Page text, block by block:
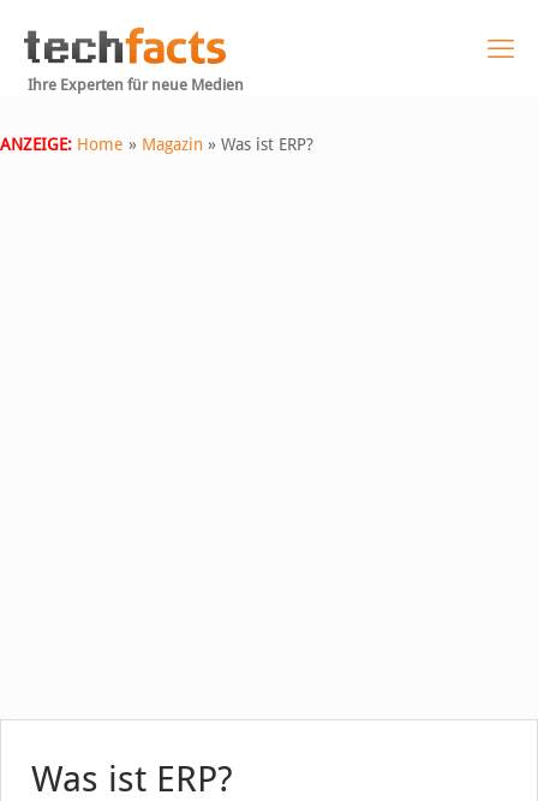
Ihre Experten für neue Medien
ANZEIGE: Home » Magazin » Was ist ERP?
Was ist ERP?